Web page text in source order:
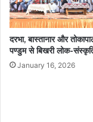
बच्चों
की
प्रस्तुति
ने
बांधा
समा…
दरभा, बास्तानार और
पण्डुम से बिखरी लोक-
January 16, 2026